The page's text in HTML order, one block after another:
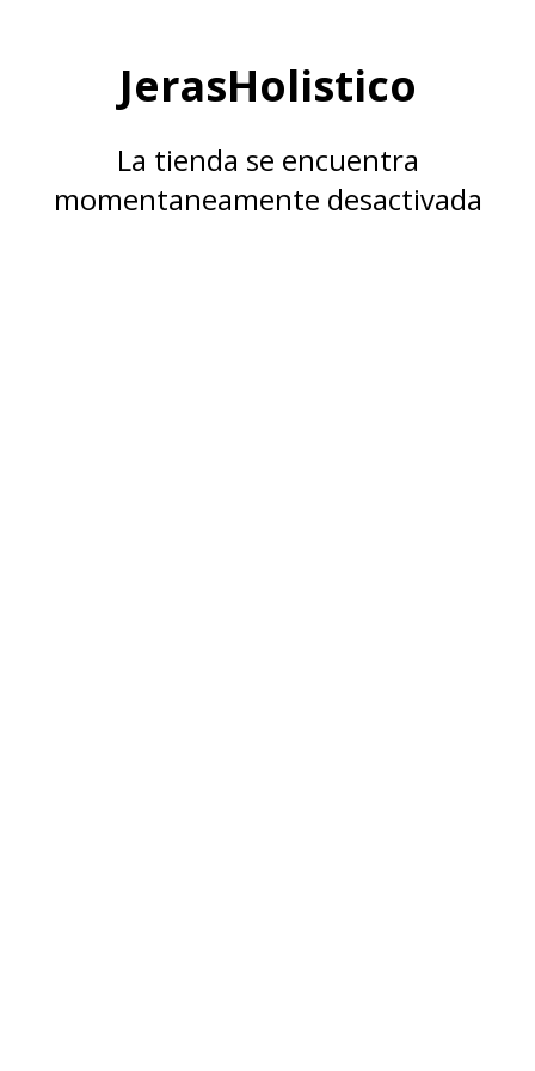
JerasHolistico
La tienda se encuentra
momentaneamente desactivada